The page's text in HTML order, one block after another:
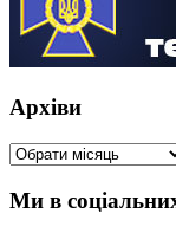
Архіви
Архіви
Ми в